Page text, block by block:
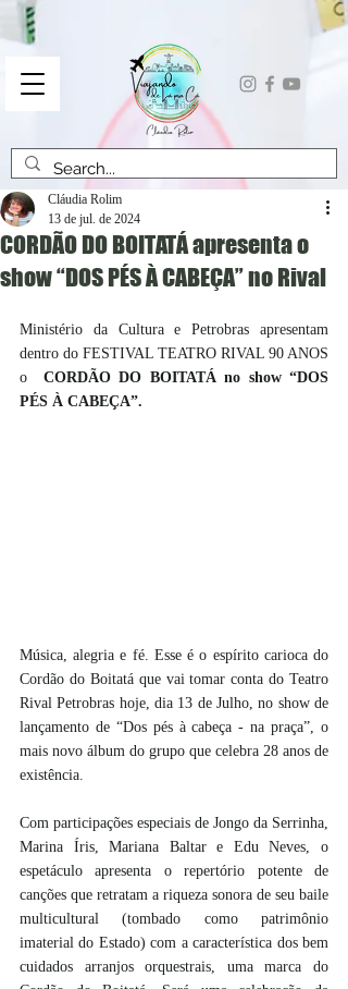
CORDÃO DO BOITATÁ apresenta o
show “DOS PÉS À CABEÇA” no Rival
Cláudia Rolim
13 de jul. de 2024
Ministério da Cultura e Petrobras apresentam
dentro do FESTIVAL TEATRO RIVAL 90 ANOS
o CORDÃO DO BOITATÁ no show “DOS
PÉS À CABEÇA”.
Música, alegria e fé. Esse é o espírito carioca do
Cordão do Boitatá que vai tomar conta do Teatro
Rival Petrobras hoje, dia 13 de Julho, no show de
lançamento de “Dos pés à cabeça - na praça”, o
mais novo álbum do grupo que celebra 28 anos de
existência.
Com participações especiais de Jongo da Serrinha,
Marina Íris, Mariana Baltar e Edu Neves, o
espetáculo apresenta o repertório potente de
canções que retratam a riqueza sonora de seu baile
multicultural (tombado como patrimônio
imaterial do Estado) com a característica dos bem
cuidados arranjos orquestrais, uma marca do